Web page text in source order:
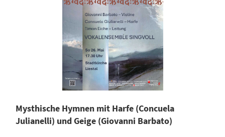
Mysthische Hymnen mit Harfe (Concuela
Julianelli) und Geige (Giovanni Barbato)